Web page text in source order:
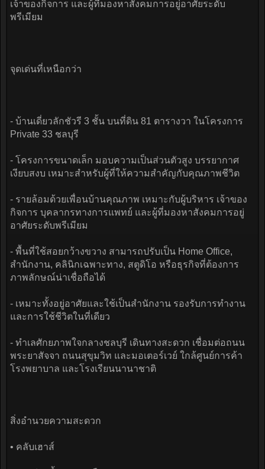
เจ้าของกิจการ และผู้ที่มองหาสังคมการอยู่อาศัยระดับ
พรีเมียม
จุดเด่นที่เหนือกว่า
- บ้านเดี่ยวลักชัวรี 3 ชั้น บนที่ดิน 81 ตารางวา ในโครงการ
Private 33 ชลบุรี
- โครงการขนาดเล็ก มอบความเป็นส่วนตัวสูง บรรยากาศ
เงียบสงบ เหมาะสำหรับผู้ที่ให้ความสำคัญกับคุณภาพชีวิต
- รายล้อมด้วยเพื่อนบ้านคุณภาพ เหมาะกับผู้บริหาร เจ้าของ
กิจการ บุคลากรทางการแพทย์ และผู้ที่มองหาสังคมการอยู่
อาศัยระดับพรีเมียม
- พื้นที่ใช้สอยกว้างขวาง สามารถปรับเป็น Home Office,
สำนักงาน, คลินิกเฉพาะทาง, สตูดิโอ หรือธุรกิจที่ต้องการ
ภาพลักษณ์น่าเชื่อถือได้
- เหมาะทั้งอยู่อาศัยและใช้เป็นสำนักงาน รองรับการทำงาน
และการใช้ชีวิตในที่เดียว
- ทำเลศักยภาพใจกลางชลบุรี เดินทางสะดวก เชื่อมต่อถนน
พระยาสัจจา ถนนสุขุมวิท และมอเตอร์เวย์ ใกล้ศูนย์การค้า
โรงพยาบาล และโรงเรียนนานาชาติ
สิ่งอำนวยความสะดวก
• คลับเฮาส์